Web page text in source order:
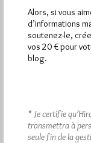
Abonnement aux
Alors, si vous
d’informations
soutenez-le,
vos 20 € pour
blog.
* Je certifie
transmettra à
seule fin de la